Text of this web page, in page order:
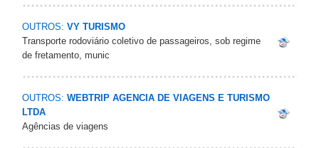
OUTROS: VY TURISMO
Transporte rodoviário coletivo de passageiros, sob regime
de fretamento, munic
OUTROS: WEBTRIP AGENCIA DE VIAGENS E TURISMO
LTDA
Agências de viagens